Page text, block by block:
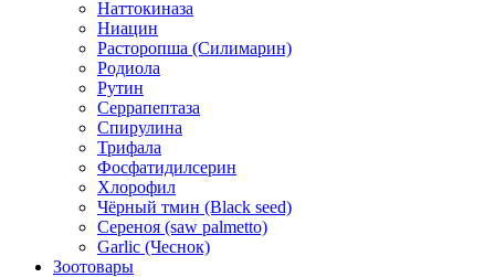
Наттокиназа
Ниацин
Расторопша (Силимарин)
Родиола
Рутин
Серрапептаза
Спирулина
Трифала
Фосфатидилсерин
Хлорофил
Чёрный тмин (Black seed)
Сереноя (saw palmetto)
Garlic (Чеснок)
Зоотовары